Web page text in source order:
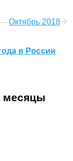
Октябрь 2018
в России
месяцы